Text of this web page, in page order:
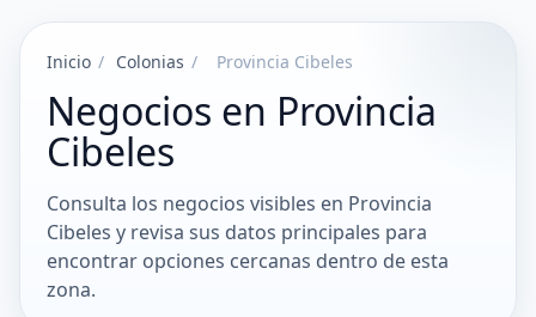
Inicio / Colonias / Provincia Cibeles
Negocios en Provincia
Cibeles
Consulta los negocios visibles en Provincia
Cibeles y revisa sus datos principales para
encontrar opciones cercanas dentro de esta
zona.